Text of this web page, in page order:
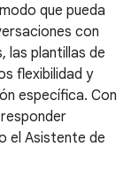
que pueda
con
las plantillas de
flexibilidad y
específica. Con
el Asistente de